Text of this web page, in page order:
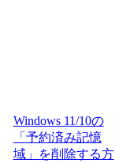
Windows 11/10の
「予約済み記憶
域」を削除する方